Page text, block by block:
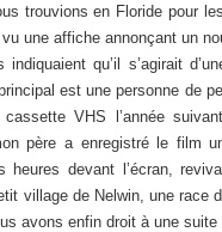
trouvions en Floride pour
une affiche annonçant un
qu’il s’agirait
est une personne de
VHS l’année
père a enregistré le film
heures devant l’écran,
village de Nelwin, une race
avons enfin droit à une